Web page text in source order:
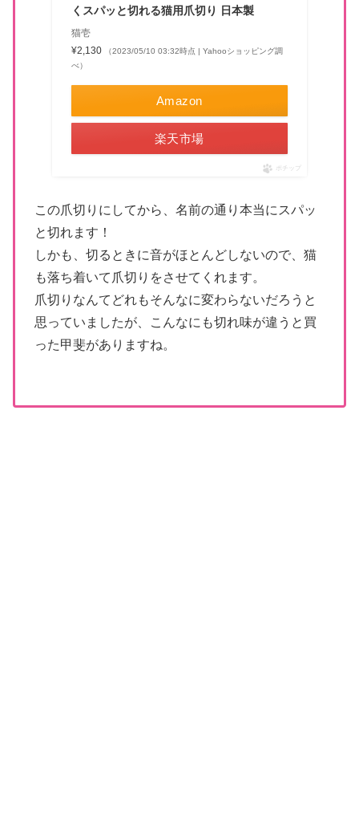
くスパッと切れる猫用爪切り 日本製
猫壱
¥2,130
（2023/05/10 03:32時点 | Yahooショッピング調
べ）
Amazon
楽天市場
ポチップ
この爪切りにしてから、名前の通り本当にスパッ
と切れます！
しかも、切るときに音がほとんどしないので、猫
も落ち着いて爪切りをさせてくれます。
爪切りなんてどれもそんなに変わらないだろうと
思っていましたが、こんなにも切れ味が違うと買
った甲斐がありますね。